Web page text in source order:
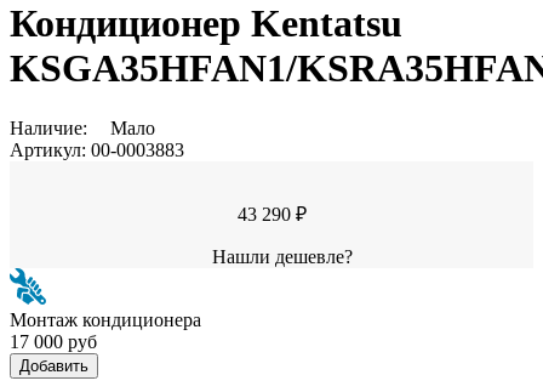
Кондиционер Kentatsu
KSGA35HFAN1/
Наличие:
Мало
Артикул: 00-0003883
43 290 ₽
Нашли дешевле?
Монтаж кондиционера
17 000 руб
Добавить